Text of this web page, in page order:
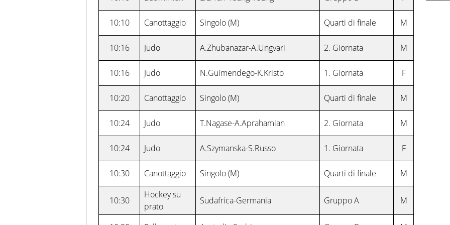
10:10 Canottaggio Singolo (M) Quarti di finale M
10:16 Judo A.Zhubanazar-A.Ungvari 2. Giornata M
10:16 Judo N.Guimendego-K.Kristo 1. Giornata F
10:20 Canottaggio Singolo (M) Quarti di finale M
10:24 Judo T.Nagase-A.Aprahamian 2. Giornata M
10:24 Judo A.Szymanska-S.Russo 1. Giornata F
10:30 Canottaggio Singolo (M) Quarti di finale M
10:30
Hockey su
prato
Sudafrica-Germania Gruppo A M